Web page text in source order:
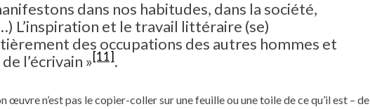
dans nos habitudes, dans la société,
L’inspiration et le travail littéraire (se)
des occupations des autres hommes et
l’écrivain »[11] .
œuvre n’est pas le copier-coller sur une feuille ou une toile de ce qu’il est – de